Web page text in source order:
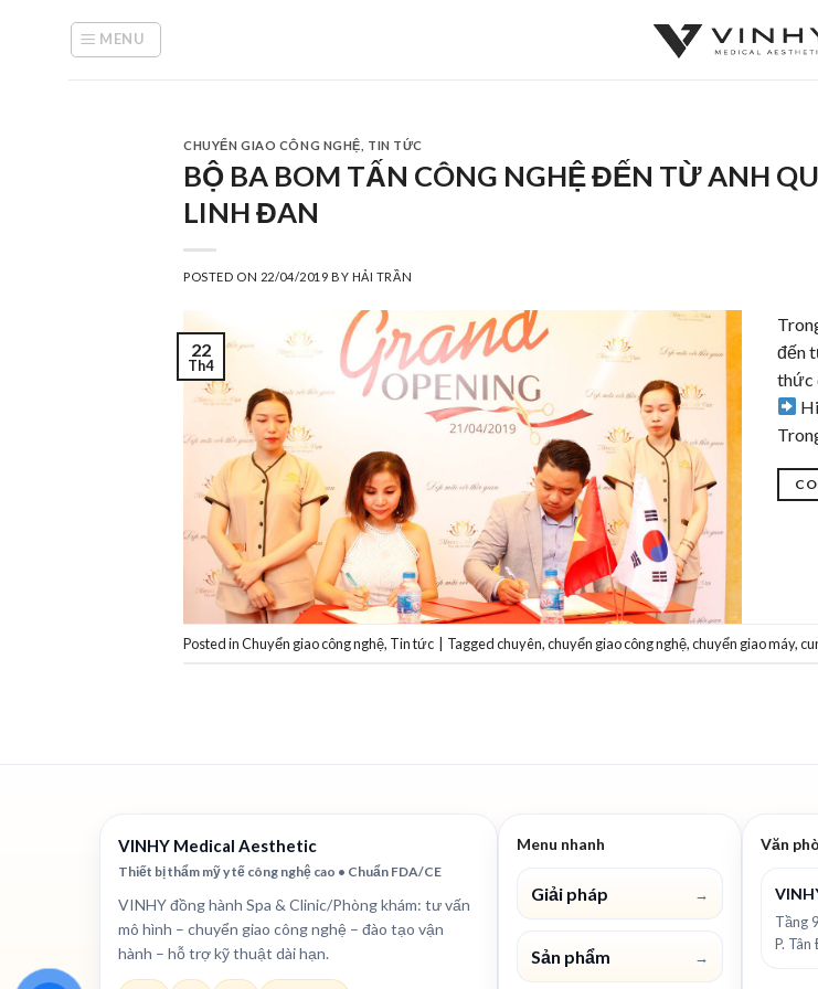
MENU
CHUYỂN GIAO CÔNG NGHỆ TIN TỨC
BỘ BA BOM TẤN CÔNG NGHỆ ĐẾN TỪ ANH
LINH ĐAN
POSTED ON 22/04/2019 BY HẢI TRẦN
22
Th4
đến
thức
Posted inChuyển giao công nghệ, Tin tức | Taggedchuyên,chuyển giao công nghệ,chuyển giao máy,
VINHY Medical Aesthetic
Thiết bị thẩm mỹ y tế công nghệ cao • Chuẩn FDA/CE
VINHY đồng hành Spa & Clinic/Phòng khám: tư vấn
mô hình – chuyển giao công nghệ – đào tạo vận
hành – hỗ trợ kỹ thuật dài hạn.
Menu nhanh
Giải pháp →
Sản phẩm →
Văn
Tầng
P.